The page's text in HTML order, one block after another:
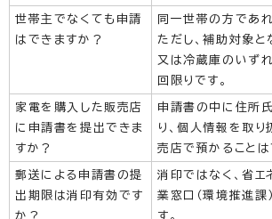
世帯主でなくても申請
はできますか？
同一世帯の方であ
ただし、補助対象と
又は冷蔵庫のいず
回限りです。
家電を購入した販売店
に申請書を提出できま
すか？
申請書の中に住所
り、個人情報を取り
売店で預かることは
郵送による申請書の提
出期限は消印有効です
か？
消印ではなく、省
業窓口（環境推進課
す。